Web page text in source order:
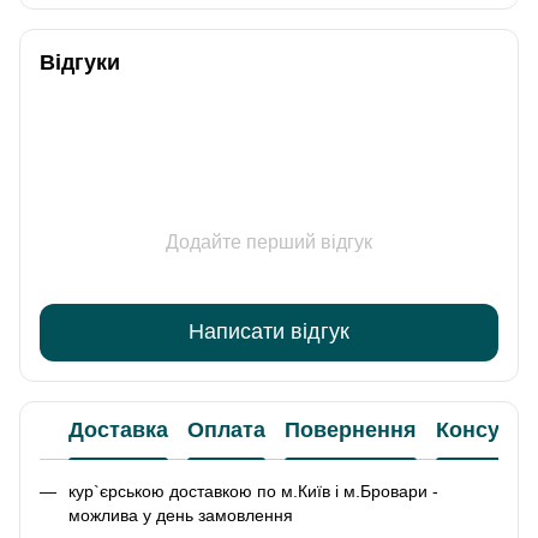
Відгуки
Додайте перший відгук
Написати відгук
Доставка Оплата Повернення
кур`єрською доставкою по м.Київ і м.Бровари -
можлива у день замовлення